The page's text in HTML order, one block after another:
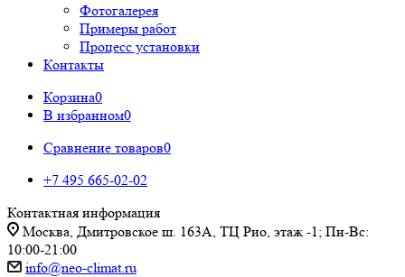
Фотогалерея
Примеры работ
Процесс установки
Контакты
Корзина0
В избранном0
Сравнение товаров0
+7 495 665-02-02
Контактная информация
Москва, Дмитровское ш. 163А, ТЦ Рио, этаж -1; Пн-Вс:
10:00-21:00
info@neo-climat.ru